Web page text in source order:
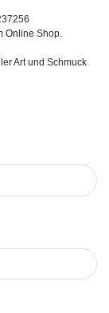
Online Shop.
Art und Schmuck